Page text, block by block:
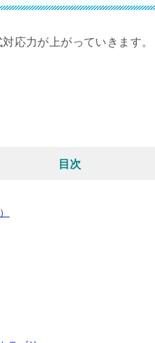
応力が上がっていきます。
目次